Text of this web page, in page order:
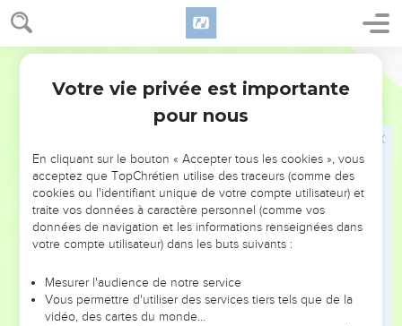
Deutéronome 34
semence. Je te l'ai fait voir de tes yeux, mais tu n'y passeras
pas.
Et Moïse, serviteur de l'Éternel, mourut là dans le pays de
Et il l'enterra dans la vallée, dans le pays de Moab, vis-à-vis
de Beth-Péor ; et personne ne connaît son sépulcre, jusqu'à
Et Moïse était âgé de cent vingt ans quand il mourut ; son
oeil n'était pas affaibli, et sa vigueur ne s'en était pas allée.
-Et les fils d'Israël pleurèrent Moïse dans les plaines de
Moab, trente jours ; et les jours des pleurs du deuil de Moïse
Et Josué, fils de Nun, était rempli de l'esprit de sagesse, car
Moïse avait posé ses mains sur lui ; et les fils d'Israël
Votre vie privée est importante
pour nous
En cliquant sur le bouton « Accepter tous les cookies », vous
acceptez que TopChrétien utilise des traceurs (comme des
cookies ou l'identifiant unique de votre compte utilisateur) et
traite vos données à caractère personnel (comme vos
données de navigation et les informations renseignées dans
votre compte utilisateur) dans les buts suivants :
Mesurer l'audience de notre service
Vous permettre d'utiliser des services tiers tels que de la
vidéo, des cartes du monde…